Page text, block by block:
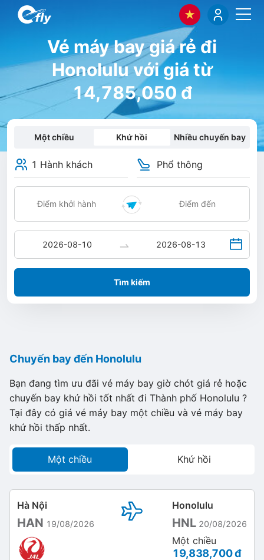
Vé máy bay giá rẻ đi
Honolulu với giá từ
14,785,050 đ
Một chiều Khứ hồi Nhiều chuyến bay
1 Hành khách Phổ thông
Tìm kiếm
Chuyến bay đến Honolulu
Bạn đang tìm ưu đãi vé máy bay giờ chót giá rẻ hoặc
chuyến bay khứ hồi tốt nhất đi Thành phố Honolulu ?
Tại đây có giá vé máy bay một chiều và vé máy bay
khứ hồi thấp nhất.
Một chiều Khứ hồi
Hà Nội
HAN 19/08/2026
Honolulu
HNL 20/08/2026
Một chiều
19,838,700 đ